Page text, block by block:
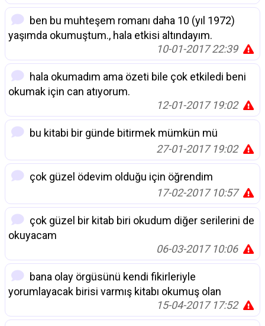
ben bu muhteşem romanı daha 10 (yıl 1972)
yaşımda okumuştum., hala etkisi altındayım.
10-01-2017 22:39
hala okumadım ama özeti bile çok etkiledi beni
okumak için can atıyorum.
12-01-2017 19:02
bu kitabi bir günde bitirmek mümkün mü
27-01-2017 19:02
çok güzel ödevim olduğu için öğrendim
17-02-2017 10:57
çok güzel bir kitab biri okudum diğer serilerini de
okuyacam
06-03-2017 10:06
bana olay örgüsünü kendi fikirleriyle
yorumlayacak birisi varmış kitabı okumuş olan
15-04-2017 17:52